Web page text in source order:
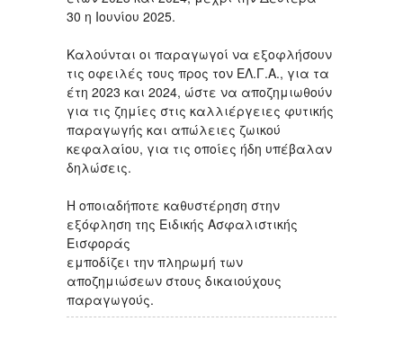
30 η Ιουνίου 2025.
Καλούνται οι παραγωγοί να εξοφλήσουν
τις οφειλές τους προς τον ΕΛ.Γ.Α., για τα
έτη 2023 και 2024, ώστε να αποζημιωθούν
για τις ζημίες στις καλλιέργειες φυτικής
παραγωγής και απώλειες ζωικού
κεφαλαίου, για τις οποίες ήδη υπέβαλαν
δηλώσεις.
Η οποιαδήποτε καθυστέρηση στην
εξόφληση της Ειδικής Ασφαλιστικής
Εισφοράς
εμποδίζει την πληρωμή των
αποζημιώσεων στους δικαιούχους
παραγωγούς.